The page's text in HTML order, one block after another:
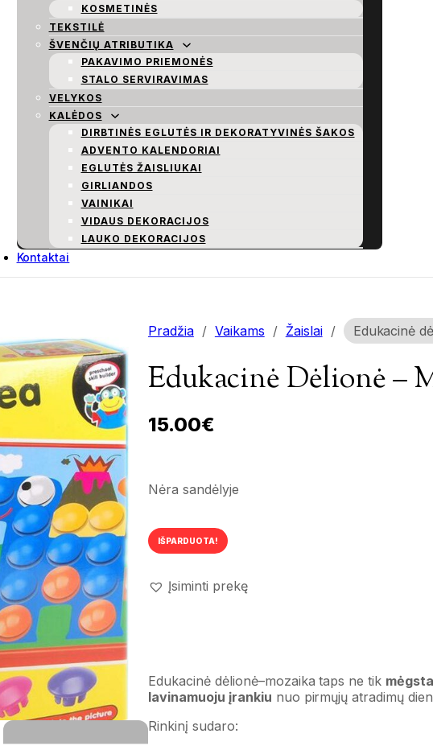
KOSMETINĖS
TEKSTILĖ
ŠVENČIŲ ATRIBUTIKA
PAKAVIMO PRIEMONĖS
STALO SERVIRAVIMAS
VELYKOS
KALĖDOS
DIRBTINĖS EGLUTĖS IR DEKORATYVINĖS ŠAKOS
ADVENTO KALENDORIAI
EGLUTĖS ŽAISLIUKAI
GIRLIANDOS
VAINIKAI
VIDAUS DEKORACIJOS
LAUKO DEKORACIJOS
Kontaktai
Pradžia / Vaikams / Žaislai / Edukacinė
Edukacinė Dėlionė –
15.00€
Nėra sandėlyje
IŠPARDUOTA!
Įsiminti prekę
Edukacinė dėlionė–mozaika taps ne tik
lavinamuoju įrankiu nuo pirmųjų atradimų
Rinkinį sudaro: